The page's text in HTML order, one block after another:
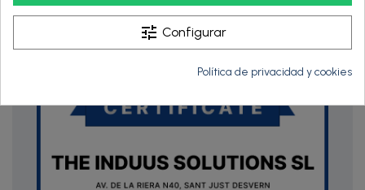
tune Configurar
Política de privacidad y cookies